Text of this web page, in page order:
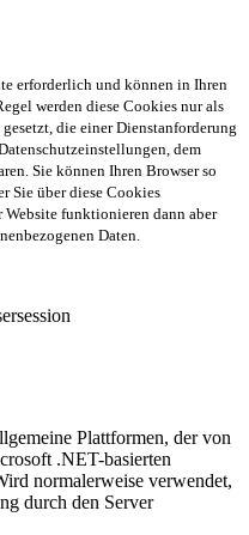
erforderlich und können in Ihren
werden diese Cookies nur als
die einer Dienstanforderung
dem
Sie können Ihren Browser so
Sie über diese Cookies
funktionieren dann aber
Daten.
Plattformen, der von
.NET-basierten
normalerweise verwendet,
durch den Server